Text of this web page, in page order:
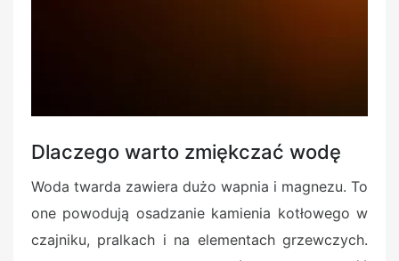
Dlaczego warto zmiękczać wodę
Woda twarda zawiera dużo wapnia i magnezu. To
one powodują osadzanie kamienia kotłowego w
czajniku, pralkach i na elementach grzewczych.